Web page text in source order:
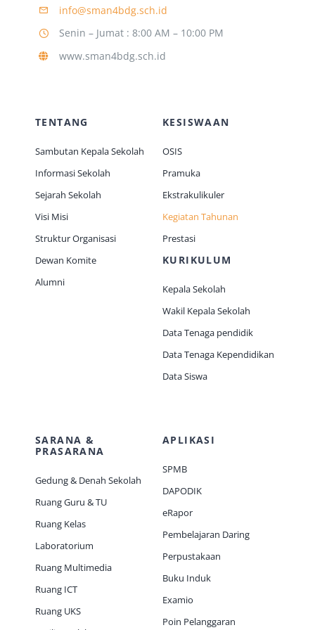
Jurnal
kontak
Siswa
Data Siswa
staf Sekolah
info@sman4bdg.sch.id
Senin – Jumat : 8:00 AM – 10:00 PM
www.sman4bdg.sch.id
TENTANG
Sambutan Kepala Sekolah
Informasi Sekolah
Sejarah Sekolah
Visi Misi
Struktur Organisasi
Dewan Komite
Alumni
KESISWAAN
OSIS
Pramuka
Ekstrakulikuler
Kegiatan Tahunan
Prestasi
KURIKULUM
Kepala Sekolah
Wakil Kepala Sekolah
Data Tenaga pendidik
Data Tenaga Kependidikan
Data Siswa
SARANA &
PRASARANA
Gedung & Denah Sekolah
Ruang Guru & TU
Ruang Kelas
Laboratorium
Ruang Multimedia
Ruang ICT
Ruang UKS
APLIKASI
SPMB
DAPODIK
eRapor
Pembelajaran Daring
Perpustakaan
Buku Induk
Examio
Poin Pelanggaran